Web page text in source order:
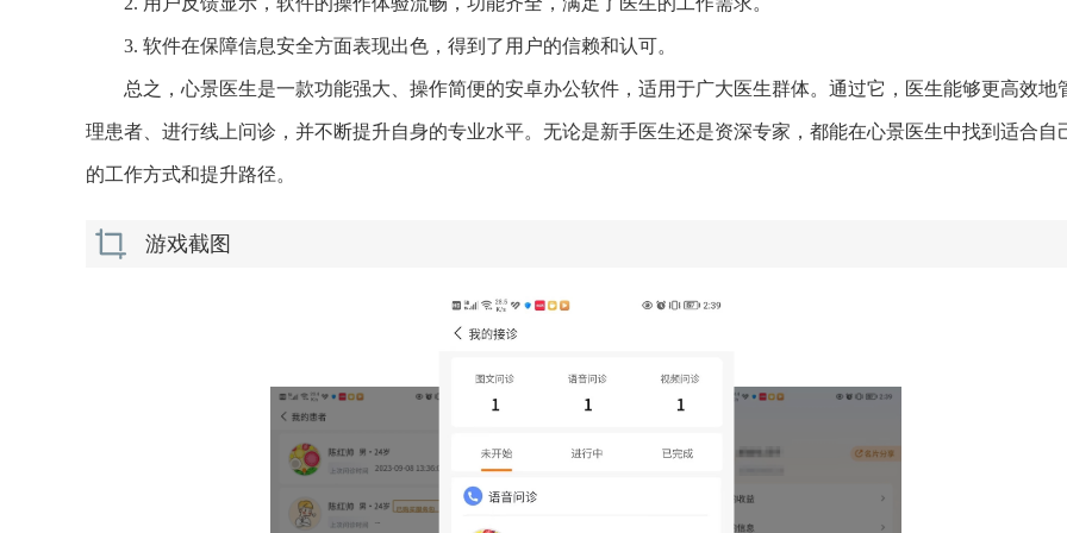
3. 软件在保障信息安全方面表现出色，得到了用户的信赖和认可。
总之，心景医生是一款功能强大、操作简便的安卓办公软件，适用于广大医生群体。通过它，医生能够更高效地
理患者、进行线上问诊，并不断提升自身的专业水平。无论是新手医生还是资深专家，都能在心景医生中找到适合自
的工作方式和提升路径。
游戏截图